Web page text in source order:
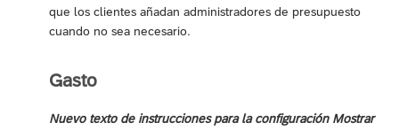
que los clientes añadan administradores de presupuesto
cuando no sea necesario.
Gasto
Nuevo texto de instrucciones para la configuración Mostrar